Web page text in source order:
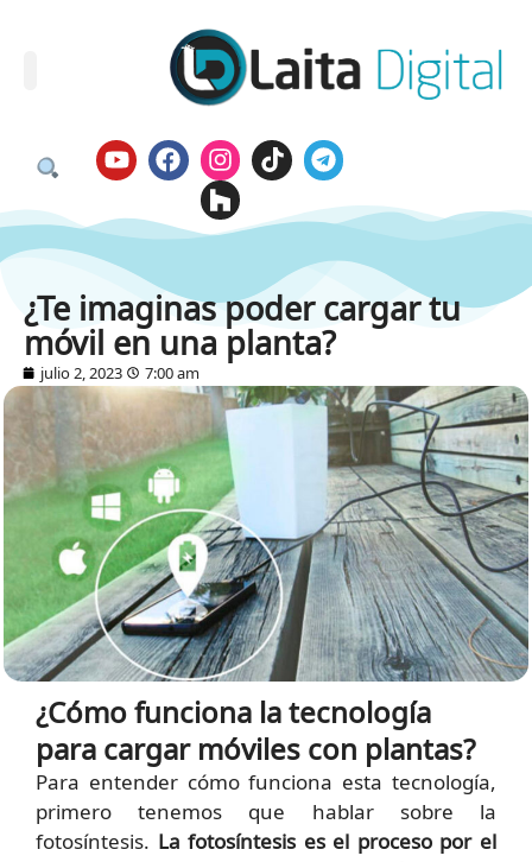
¿Te imaginas poder cargar tu
móvil en una planta?
julio 2, 2023 7:00 am
¿Cómo funciona la tecnología
para cargar móviles con plantas?
Para entender cómo funciona esta tecnología,
primero tenemos que hablar sobre la
fotosíntesis. La fotosíntesis es el proceso por el